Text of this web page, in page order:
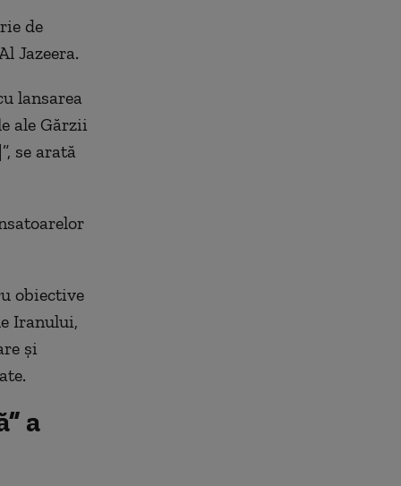
de
Jazeera.
lansarea
ale Gărzii
se arată
obiective
Iranului,
și
a